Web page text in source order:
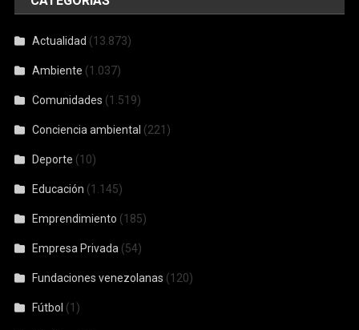
Actualidad (13.873)
Ambiente (1.037)
Comunidades (1.519)
Conciencia ambiental (221)
Deporte (10)
Educación (1.145)
Emprendimiento (185)
Empresa Privada (54)
Fundaciones venezolanas (120)
Fútbol (1)